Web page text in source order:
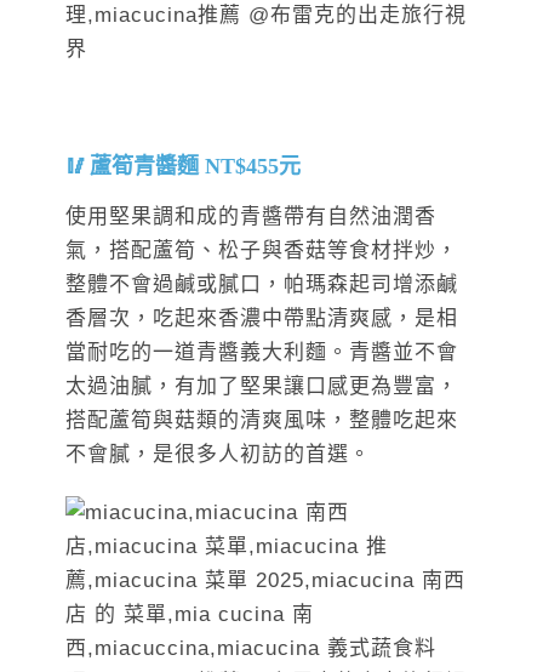
蘆筍青醬麵 NT$455元
使用堅果調和成的青醬帶有自然油潤香
氣，搭配蘆筍、松子與香菇等食材拌炒，
整體不會過鹹或膩口，帕瑪森起司增添鹹
香層次，吃起來香濃中帶點清爽感，是相
當耐吃的一道青醬義大利麵。青醬並不會
太過油膩，有加了堅果讓口感更為豐富，
搭配蘆筍與菇類的清爽風味，整體吃起來
不會膩，是很多人初訪的首選。